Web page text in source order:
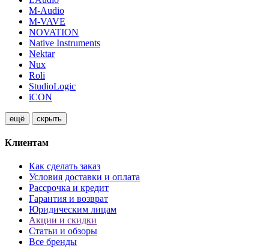
M-Audio
M-VAVE
NOVATION
Native Instruments
Nektar
Nux
Roli
StudioLogic
iCON
ещё скрыть
Клиентам
Как сделать заказ
Условия доставки и оплата
Рассрочка и кредит
Гарантия и возврат
Юридическим лицам
Акции и скидки
Статьи и обзоры
Все бренды